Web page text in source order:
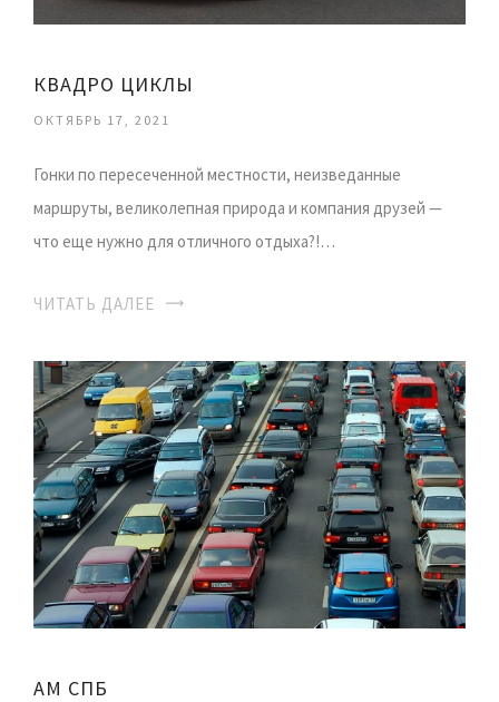
КВАДРО ЦИКЛЫ
ОКТЯБРЬ 17, 2021
Гонки по пересеченной местности, неизведанные
маршруты, великолепная природа и компания друзей —
что еще нужно для отличного отдыха?!…
ЧИТАТЬ ДАЛЕЕ
АМ СПБ